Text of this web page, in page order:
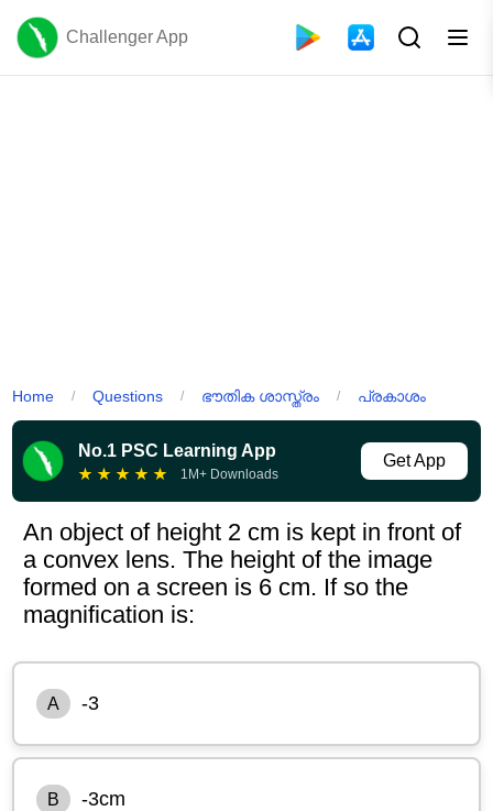
Challenger App
Home / Questions / ഭൗതിക ശാസ്ത്രം / പ്രകാശം
No.1 PSC Learning App
★ ★ ★ ★ ★ 1M+ Downloads
Get App
An object of height 2 cm is kept in front of
a convex lens. The height of the image
formed on a screen is 6 cm. If so the
magnification is:
A -3
B -3cm